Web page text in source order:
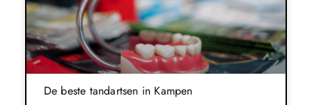
De beste tandartsen in Kampen